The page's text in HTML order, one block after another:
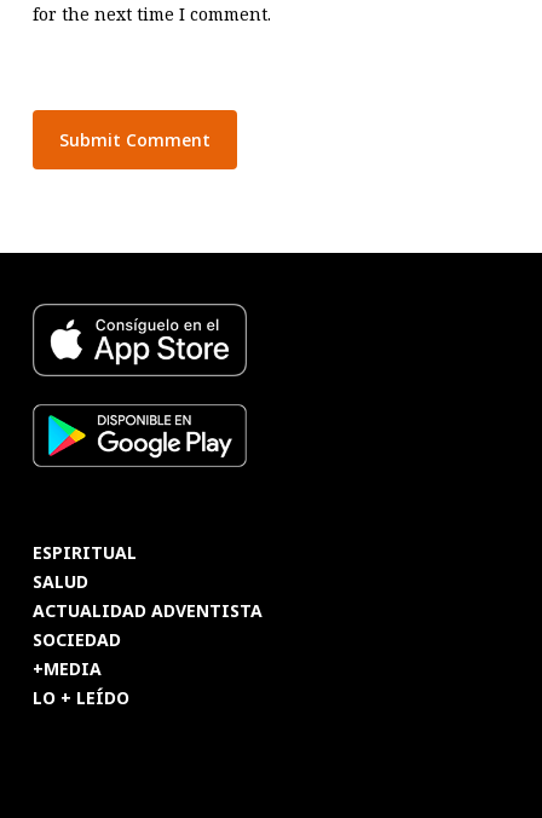
for the next time I comment.
ESPIRITUAL
SALUD
ACTUALIDAD ADVENTISTA
SOCIEDAD
+MEDIA
LO + LEÍDO